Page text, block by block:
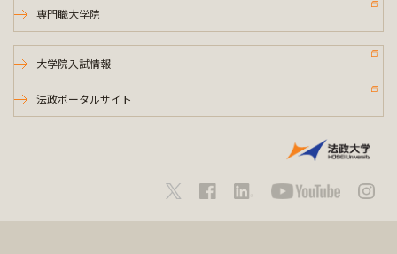
専門職大学院
大学院入試情報
法政ポータルサイト